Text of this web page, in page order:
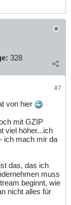
328
#7
von hier
mit GZIP
viel höher...ich
ich mach mir da
das, das ich
muss
beginnt, wie
nicht alles für